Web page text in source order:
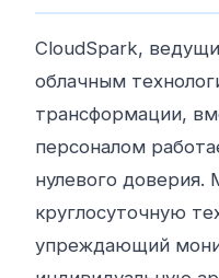
CloudSpark,
облачным
трансформации,
персоналом
нулевого
круглосуточную
упреждающий